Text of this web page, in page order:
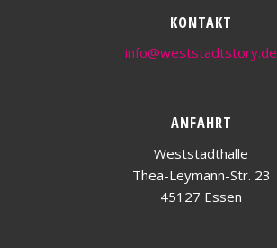
KONTAKT
info@weststadtstory.de
ANFAHRT
Weststadthalle
Thea-Leymann-Str. 23
45127 Essen